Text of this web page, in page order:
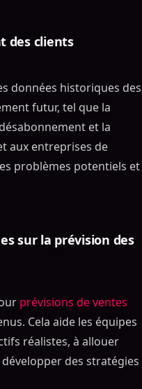
des clients
données historiques des
futur, tel que la
et la
aux entreprises de
problèmes potentiels et
sur la prévision des
prévisions de ventes
Cela aide les équipes
réalistes, à allouer
des stratégies